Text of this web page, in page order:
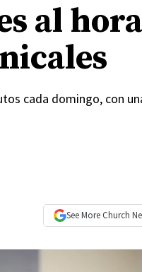
al
cada domingo, con
See More Church